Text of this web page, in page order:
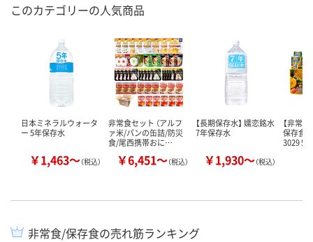
このカテゴリーの人気商品
日本ミネラルウォータ
ー 5年保存水
￥1,463～（税込）
非常食セット （アルフ
ァ米/パンの缶詰/防災
食/尾西携帯おに…
￥6,451～（税込）
【長期保存水】 嬬恋銘水
7年保存水
￥1,930～（税込）
【非常
保存食
3029 5…
非常食/保存食の売れ筋ランキング